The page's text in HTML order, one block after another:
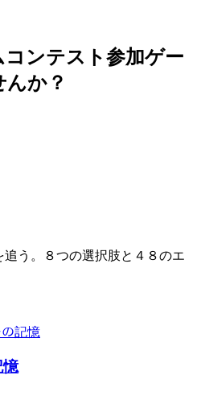
ンテスト参加ゲー
か？
追う。８つの選択肢と４８のエ
憶